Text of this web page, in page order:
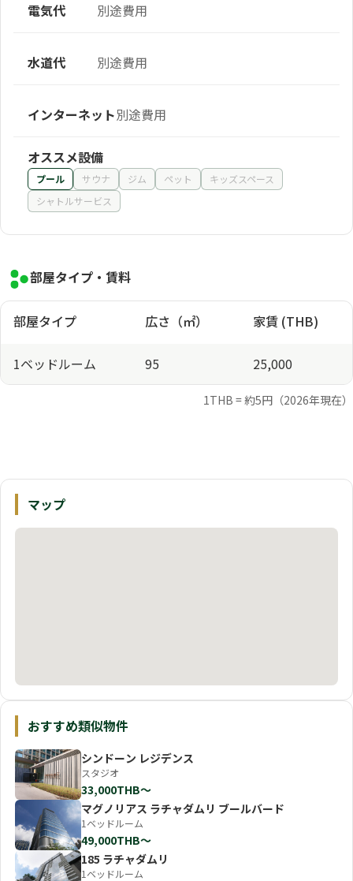
電気代 別途費用
水道代 別途費用
インターネット別途費用
オススメ設備
プール サウナ ジム ペット
キッズスペース
シャトルサービス
部屋タイプ・賃料
部屋タイプ 広さ（㎡） 家賃 (THB)
1ベッドルーム 95 25,000
1THB = 約5円（2026年現在）
マップ
おすすめ類似物件
シンドーン レジデンス
スタジオ
33,000THB〜
マグノリアス ラチャダムリ ブールバード
1ベッドルーム
49,000THB〜
185 ラチャダムリ
1ベッドルーム